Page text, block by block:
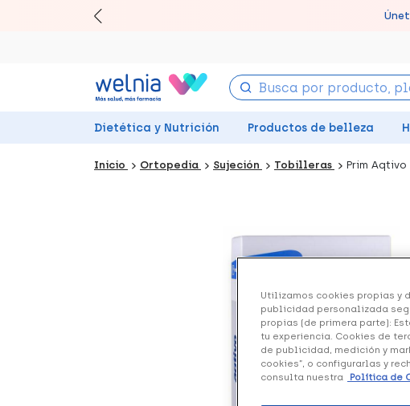
Llévate
Canjea tus
Dietética y Nutrición Productos de belleza
Inicio Ortopedia Sujeción Tobilleras Prim
Utilizamos cookies propias y
publicidad personalizada
propias (de primera parte):
tu experiencia. Cookies de
de publicidad, medición y
cookies”, o configurarlas y
consulta nuestra
Política de